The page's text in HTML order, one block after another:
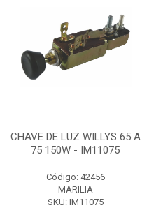
CHAVE DE LUZ WILLYS 65 A
75 150W - IM11075
Código: 42456
MARILIA
SKU: IM11075